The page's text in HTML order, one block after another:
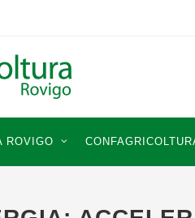
ROVIGO